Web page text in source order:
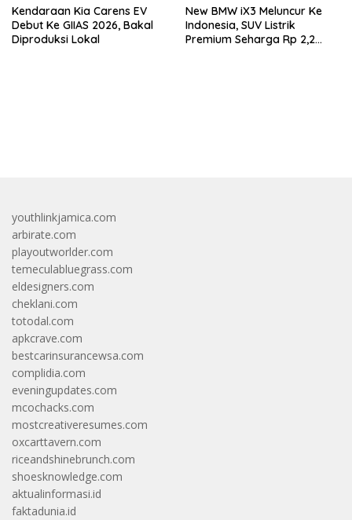
Kendaraan Kia Carens EV
Debut Ke GIIAS 2026, Bakal
Diproduksi Lokal
New BMW iX3 Meluncur Ke
Indonesia, SUV Listrik
Premium Seharga Rp 2,2
youthlinkjamica.com
arbirate.com
playoutworlder.com
temeculabluegrass.com
eldesigners.com
cheklani.com
totodal.com
apkcrave.com
bestcarinsurancewsa.com
complidia.com
eveningupdates.com
mcochacks.com
mostcreativeresumes.com
oxcarttavern.com
riceandshinebrunch.com
shoesknowledge.com
aktualinformasi.id
faktadunia.id